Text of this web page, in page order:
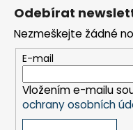
Odebírat
Nezmeškejte žádné
E-mail
Vložením e-mailu
ochrany osobních